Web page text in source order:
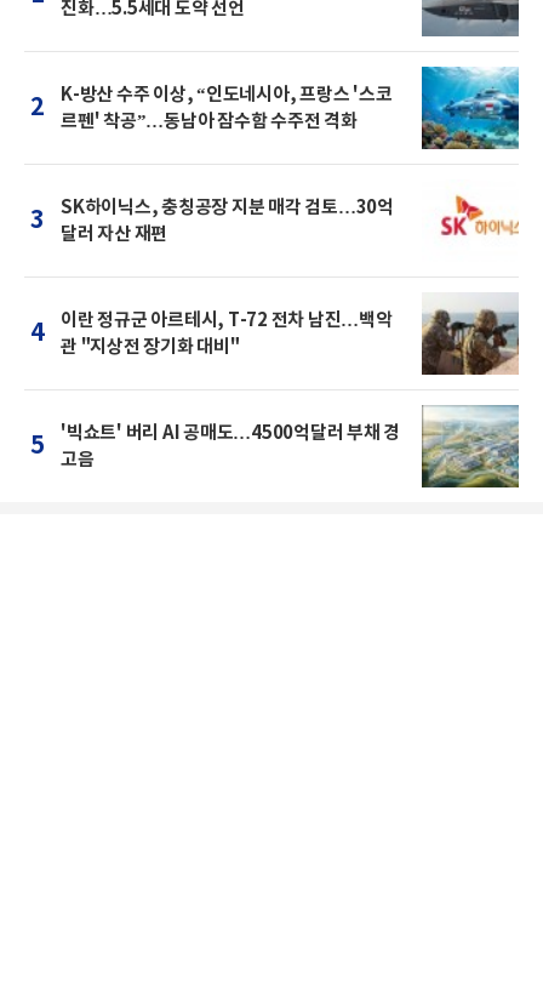
진화…5.5세대 도약 선언
2
K-방산 수주 이상, “인도네시아, 프랑스 '스코
르펜' 착공”…동남아 잠수함 수주전 격화
3
SK하이닉스, 충칭공장 지분 매각 검토…30억
달러 자산 재편
4
이란 정규군 아르테시, T-72 전차 남진…백악
관 "지상전 장기화 대비"
5
'빅쇼트' 버리 AI 공매도…4500억달러 부채 경
고음